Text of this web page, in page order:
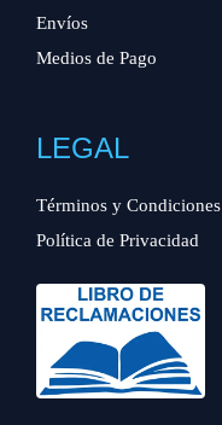
Envíos
Medios de Pago
LEGAL
Términos y Condiciones
Política de Privacidad